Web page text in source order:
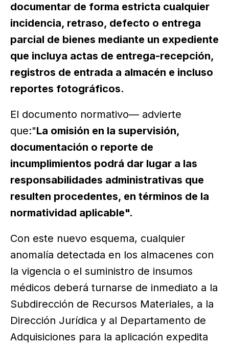
documentar de forma estricta cualquier
incidencia, retraso, defecto o entrega
parcial de bienes mediante un expediente
que incluya actas de entrega-recepción,
registros de entrada a almacén e incluso
reportes fotográficos.
El documento normativo— advierte
que:"La omisión en la supervisión,
documentación o reporte de
incumplimientos podrá dar lugar a las
responsabilidades administrativas que
resulten procedentes, en términos de la
normatividad aplicable".
Con este nuevo esquema, cualquier
anomalía detectada en los almacenes con
la vigencia o el suministro de insumos
médicos deberá turnarse de inmediato a la
Subdirección de Recursos Materiales, a la
Dirección Jurídica y al Departamento de
Adquisiciones para la aplicación expedita